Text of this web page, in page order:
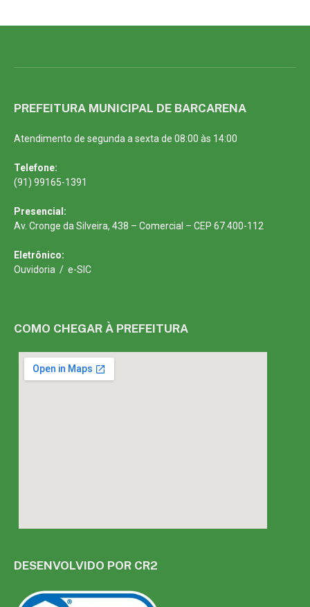
PREFEITURA MUNICIPAL DE BARCARENA
Atendimento de segunda a sexta de 08:00 às 14:00
Telefone:
(91) 99165-1391
Presencial:
Av. Cronge da Silveira, 438 – Comercial – CEP 67.400-112
Eletrônico:
Ouvidoria / e-SIC
COMO CHEGAR À PREFEITURA
DESENVOLVIDO POR CR2